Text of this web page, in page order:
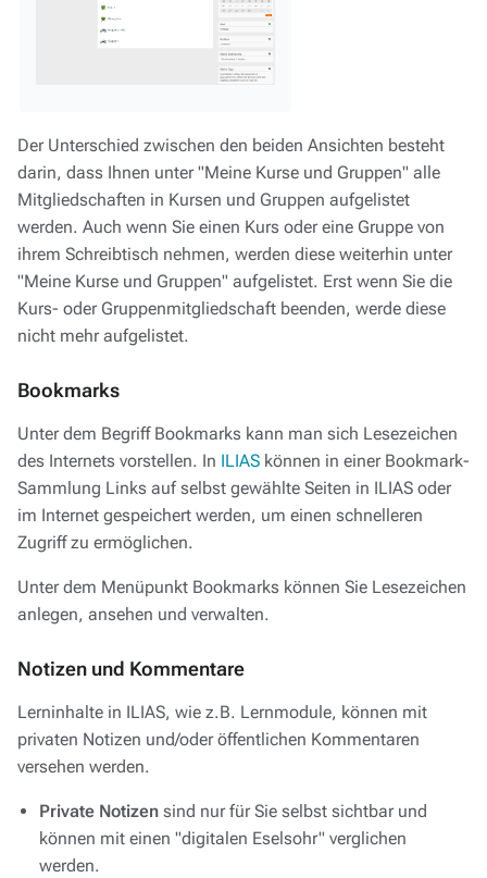
Der Unterschied zwischen den beiden Ansichten besteht
darin, dass Ihnen unter "Meine Kurse und Gruppen" alle
Mitgliedschaften in Kursen und Gruppen aufgelistet
werden. Auch wenn Sie einen Kurs oder eine Gruppe von
ihrem Schreibtisch nehmen, werden diese weiterhin unter
"Meine Kurse und Gruppen" aufgelistet. Erst wenn Sie die
Kurs- oder Gruppenmitgliedschaft beenden, werde diese
nicht mehr aufgelistet.
Bookmarks
Unter dem Begriff Bookmarks kann man sich Lesezeichen
des Internets vorstellen. In ILIAS können in einer Bookmark-
Sammlung Links auf selbst gewählte Seiten in ILIAS oder
im Internet gespeichert werden, um einen schnelleren
Zugriff zu ermöglichen.
Unter dem Menüpunkt Bookmarks können Sie Lesezeichen
anlegen, ansehen und verwalten.
Notizen und Kommentare
Lerninhalte in ILIAS, wie z.B. Lernmodule, können mit
privaten Notizen und/oder öffentlichen Kommentaren
versehen werden.
Private Notizen sind nur für Sie selbst sichtbar und
können mit einen "digitalen Eselsohr" verglichen
werden.